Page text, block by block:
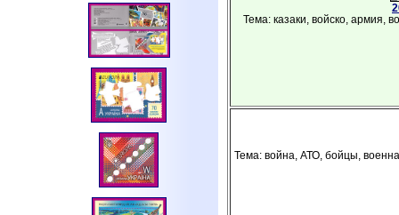
Тема: казаки, войско, армия,
Тема: война, АТО, бойцы,